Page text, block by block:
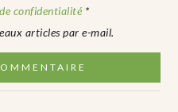
confidentialité *
articles par e-mail.